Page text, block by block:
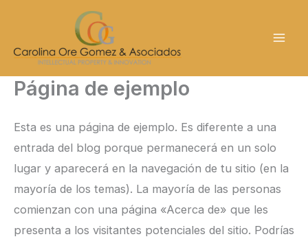
contenido
Página de ejemplo
Esta es una página de ejemplo. Es diferente a una
entrada del blog porque permanecerá en un solo
lugar y aparecerá en la navegación de tu sitio (en la
mayoría de los temas). La mayoría de las personas
comienzan con una página «Acerca de» que les
presenta a los visitantes potenciales del sitio. Podrías